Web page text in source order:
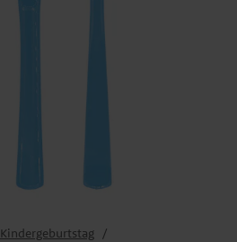
Kindergeburtstag